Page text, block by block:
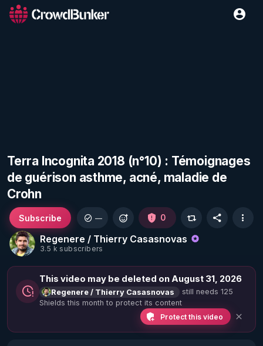
Terra Incognita 2018 (n°10) : Témoignages
de guérison asthme, acné, maladie de
Crohn
Regenere / Thierry Casasnovas
3.5 k subscribers
Subscribe — 0
This video may be deleted on August 31, 2026
Regenere / Thierry Casasnovas
still needs 125
Shields this month to protect its content
Protect this video